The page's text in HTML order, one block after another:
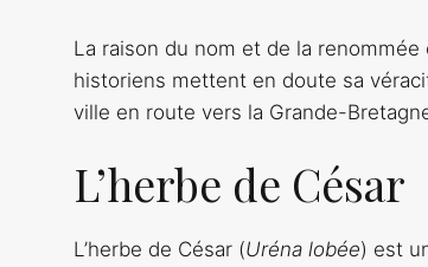
La raison du nom et de la
historiens mettent en doute sa
ville en route vers la Grande-
L’herbe de César
L’herbe de César (Uréna lobée) est